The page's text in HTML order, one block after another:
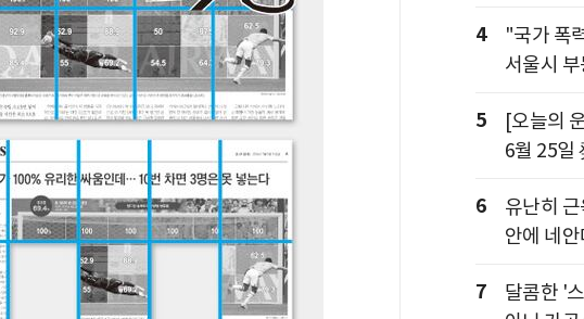
4
"국가 폭
서울시
5
[오늘의
6월 25일
6
유난히
안에 네
7
달콤한 '